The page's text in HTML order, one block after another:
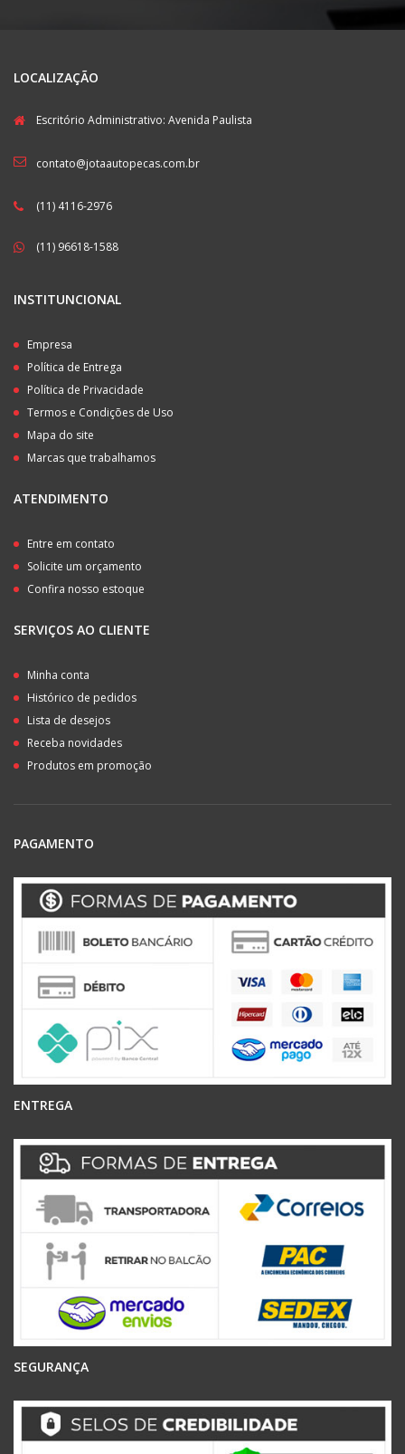
LOCALIZAÇÃO
Escritório Administrativo: Avenida Paulista
contato@jotaautopecas.com.br
(11) 4116-2976
(11) 96618-1588
INSTITUNCIONAL
Empresa
Política de Entrega
Política de Privacidade
Termos e Condições de Uso
Mapa do site
Marcas que trabalhamos
ATENDIMENTO
Entre em contato
Solicite um orçamento
Confira nosso estoque
SERVIÇOS AO CLIENTE
Minha conta
Histórico de pedidos
Lista de desejos
Receba novidades
Produtos em promoção
PAGAMENTO
ENTREGA
SEGURANÇA